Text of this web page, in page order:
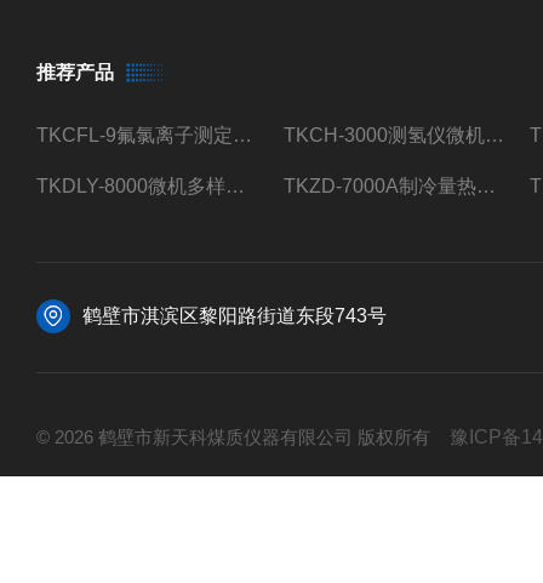
推荐产品
TKCFL-9氟氯离子测定仪自动煤质检测 TKCH-3000测氢仪微机氢元素测定煤质检测
TKDLY-8000微机多样测硫仪自动定硫仪化验室硫含量测定 TKZD-7000A制冷量热仪自动升降热值仪煤质检测
鹤壁市淇滨区黎阳路街道东段743号
© 2026 鹤壁市新天科煤质仪器有限公司 版权所有 豫ICP备